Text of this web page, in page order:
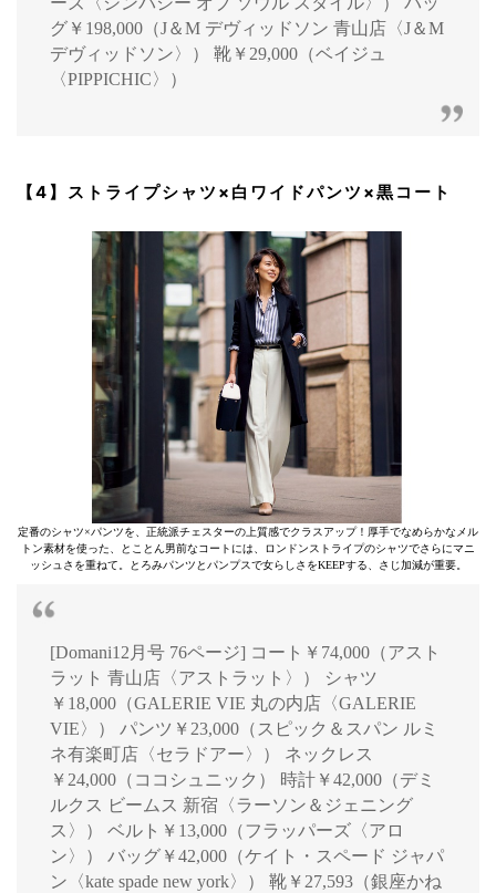
グ￥198,000（J＆M デヴィッドソン 青山店〈J＆M
デヴィッドソン〉） 靴￥29,000（ベイジュ
〈PIPPICHIC〉）
【4】ストライプシャツ×白ワイドパンツ×黒コート
定番のシャツ×パンツを、正統派チェスターの上質感でクラスアップ！厚手でなめらかなメル
トン素材を使った、とことん男前なコートには、ロンドンストライプのシャツでさらにマニ
ッシュさを重ねて。とろみパンツとパンプスで女らしさをKEEPする、さじ加減が重要。
[Domani12月号 76ページ] コート￥74,000（アスト
ラット 青山店〈アストラット〉） シャツ
￥18,000（GALERIE VIE 丸の内店〈GALERIE
VIE〉） パンツ￥23,000（スピック＆スパン ルミ
ネ有楽町店〈セラドアー〉） ネックレス
￥24,000（ココシュニック） 時計￥42,000（デミ
ルクス ビームス 新宿〈ラーソン＆ジェニング
ス〉） ベルト￥13,000（フラッパーズ〈アロ
ン〉） バッグ￥42,000（ケイト・スペード ジャパ
ン〈kate spade new york〉） 靴￥27,593（銀座かね